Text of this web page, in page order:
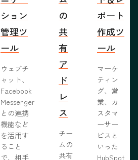
ション
管理ツ
ール
ウェブチ
ャット、
Facebook
Messenger
との連携
機能など
を活用す
ること
で、相手
の
共
有
ア
ド
レ
ス
チー
ムの
共有
ポート
作成ツ
ール
マーケ
ティン
グ、営
業、カ
スタマ
ーサー
ビスと
いった
HubSpot